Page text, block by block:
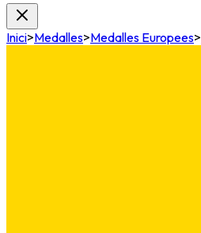
Inici>Medalles>Medalles Europees>